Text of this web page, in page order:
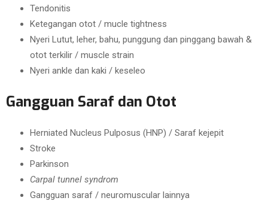
Tendonitis
Ketegangan otot / mucle tightness
Nyeri Lutut, leher, bahu, punggung dan pinggang bawah &
otot terkilir / muscle strain
Nyeri ankle dan kaki / keseleo
Gangguan Saraf dan Otot
Herniated Nucleus Pulposus (HNP) / Saraf kejepit
Stroke
Parkinson
Carpal tunnel syndrom
Gangguan saraf / neuromuscular lainnya